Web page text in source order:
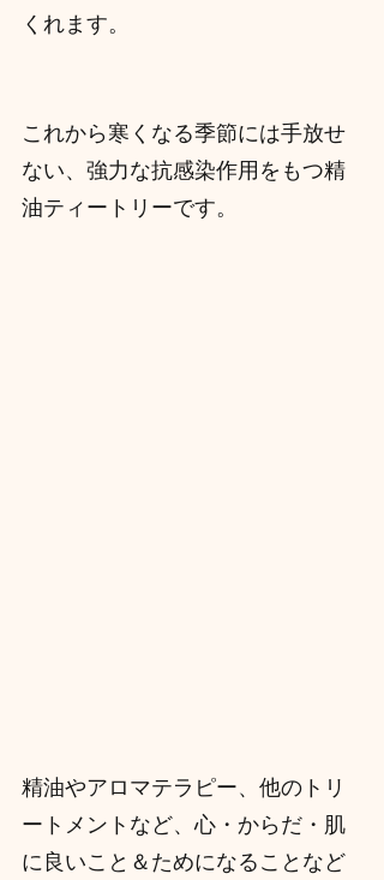
くれます。
これから寒くなる季節には手放せ
ない、強力な抗感染作用をもつ精
油ティートリーです。
精油やアロマテラピー、他のトリ
ートメントなど、心・からだ・肌
に良いこと＆ためになることなど